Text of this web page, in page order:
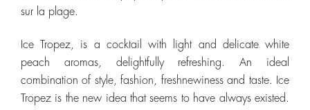
sur la plage.
Ice Tropez, is a cocktail with light and delicate white
peach aromas, delightfully refreshing. An ideal
combination of style, fashion, freshnewiness and taste. Ice
Tropez is the new idea that seems to have always existed.